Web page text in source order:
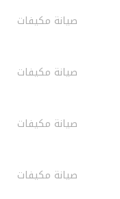
صيانة مكيفات
صيانة مكيفات
صيانة مكيفات
صيانة مكيفات